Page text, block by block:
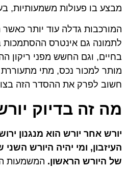
מבצע בו פעולות משמעותיות,
המורכבות גדלה עוד יותר
לתמונה גם אינטרס ההסתמכות
בחיים, וגם החשש מפני ריקון
מותר למכור נכס, מתי
חשוב לפרק את ההסדר הזה
מה זה בדיוק
יורש אחר יורש הוא מנגנון
העיזבון, ומי יהיה היורש
של היורש הראשון. המשמעות
אביחי ש.
עו"ד עם נשמה טובה. עזרה לי במספר
במשך השנים בנאמנות, במסירות
מזה, היא מאוד חביבה, נגישה